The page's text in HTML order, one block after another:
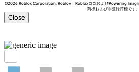
©2026 Roblox Corporation. Roblox、RobloxロゴおよびPowering
商標および非登録商標です。
Close